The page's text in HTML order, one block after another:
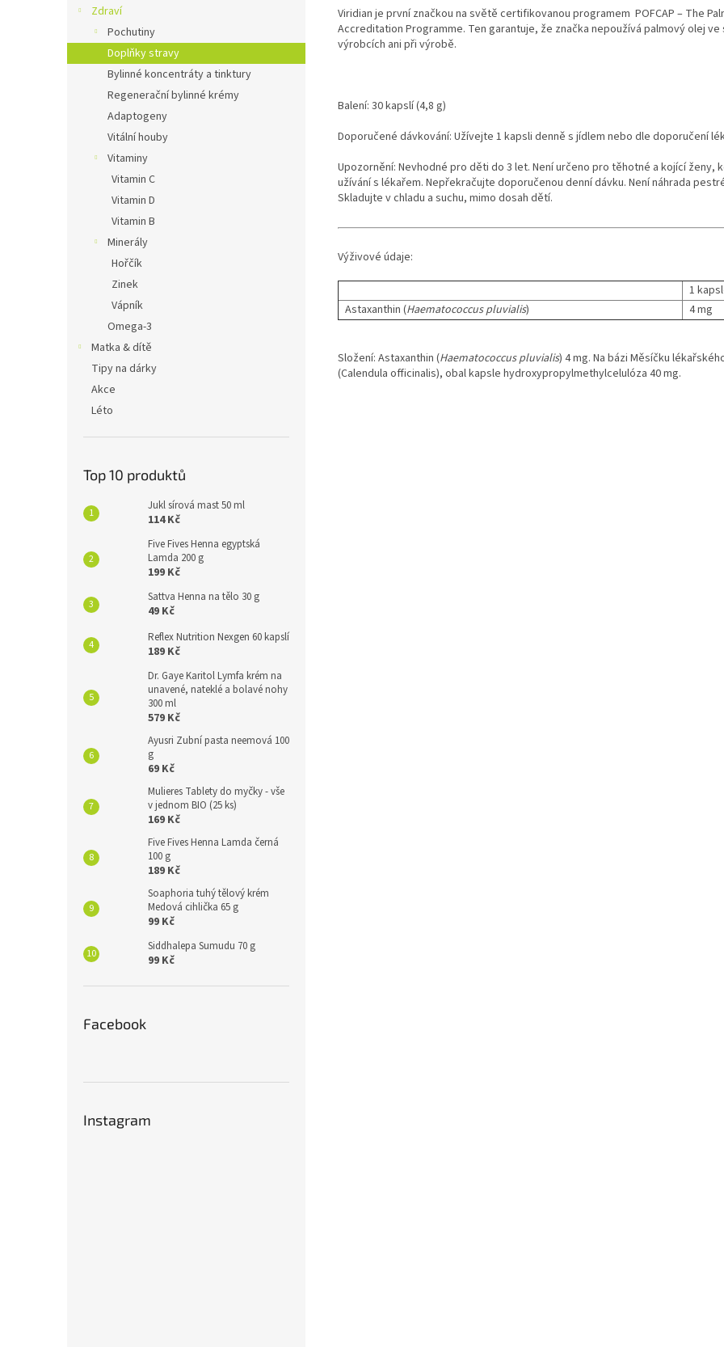
Zdraví
Pochutiny
Doplňky stravy
Bylinné koncentráty a tinktury
Regenerační bylinné krémy
Adaptogeny
Vitální houby
Vitaminy
Vitamin C
Vitamin D
Vitamin B
Minerály
Hořčík
Zinek
Vápník
Omega-3
Matka & dítě
Tipy na dárky
Akce
Léto
Top 10 produktů
Jukl sírová mast 50 ml
114 Kč
Five Fives Henna egyptská
Lamda 200 g
199 Kč
Sattva Henna na tělo 30 g
49 Kč
Reflex Nutrition Nexgen 60 kapslí
189 Kč
Dr. Gaye Karitol Lymfa krém na
unavené, nateklé a bolavé nohy
300 ml
579 Kč
Ayusri Zubní pasta neemová 100
g
69 Kč
Mulieres Tablety do myčky - vše
v jednom BIO (25 ks)
169 Kč
Five Fives Henna Lamda černá
100 g
189 Kč
Soaphoria tuhý tělový krém
Medová cihlička 65 g
99 Kč
Siddhalepa Sumudu 70 g
99 Kč
Facebook
Instagram
Viridian je první značkou na světě certifikovanou programem POFCAP – The
Accreditation Programme. Ten garantuje, že značka nepoužívá palmový olej ve
výrobcích ani při výrobě.
Balení: 30 kapslí (4,8 g)
Doporučené dávkování: Užívejte 1 kapsli denně s jídlem nebo dle doporučení
Upozornění: Nevhodné pro děti do 3 let. Není určeno pro těhotné a kojící ženy,
užívání s lékařem. Nepřekračujte doporučenou denní dávku. Není náhrada
Skladujte v chladu a suchu, mimo dosah dětí.
Výživové údaje:
1
Astaxanthin (Haematococcus pluvialis) 4 mg
Složení: Astaxanthin (Haematococcus pluvialis) 4 mg. Na bázi Měsíčku
(Calendula officinalis), obal kapsle hydroxypropylmethylcelulóza 40 mg.